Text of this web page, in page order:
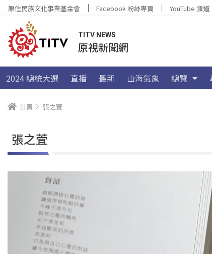
原住民族文化事業基金會 Facebook 粉絲專頁 YouTube 頻道
TITV NEWS
原視新聞網
2024 總統大選 直播 最新 山海氣象 總覽
首頁 張之萓
張之萓